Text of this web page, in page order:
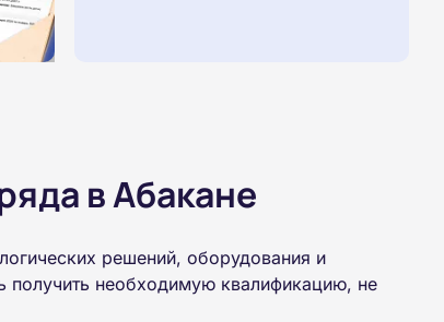
в Абакане
решений, оборудования и
получить необходимую квалификацию, не